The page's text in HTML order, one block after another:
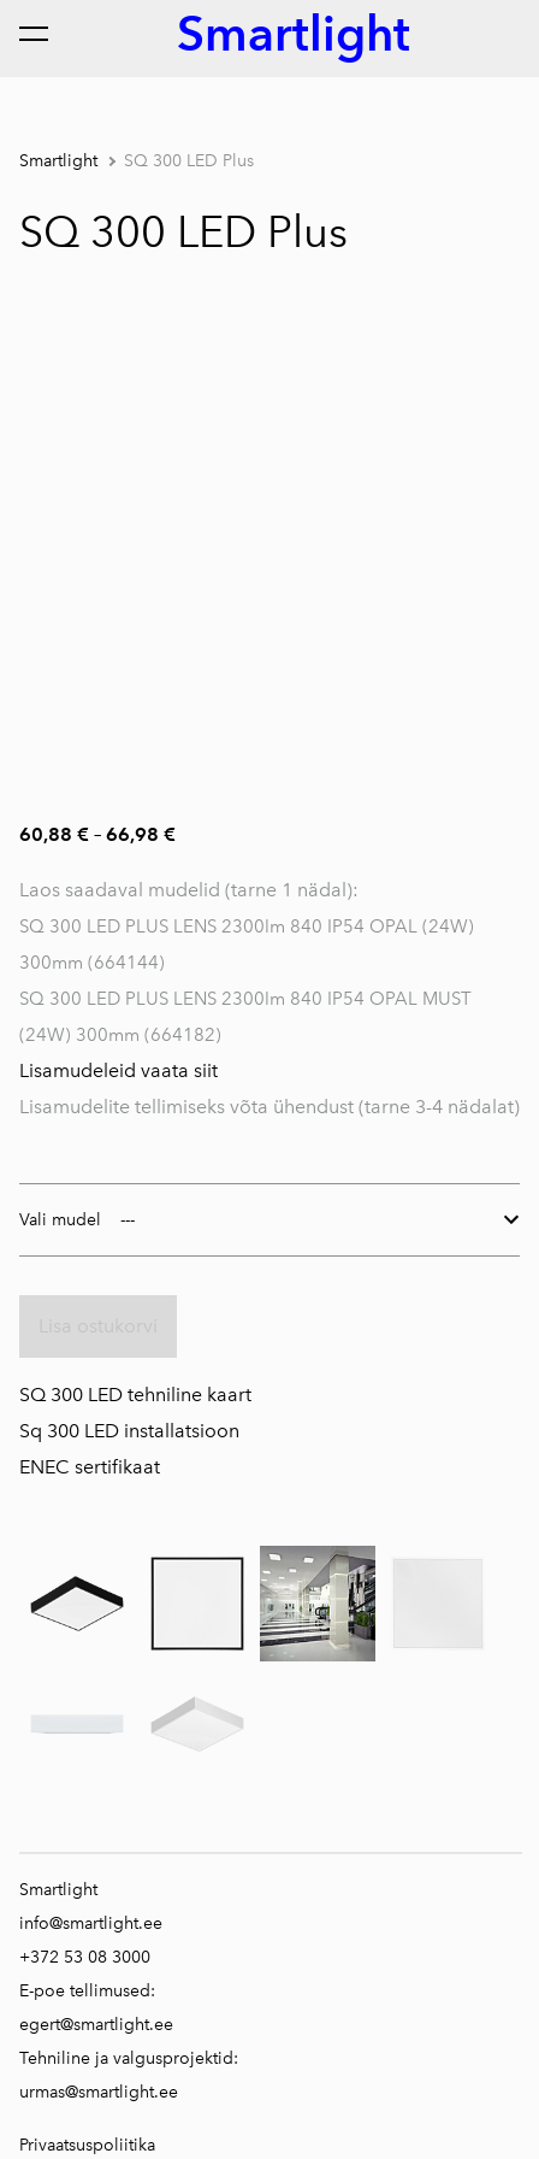
Smartlight
lisati ostukorvi. Vaata ostukorvi
Smartlight SQ 300 LED Plus
SQ 300 LED Plus
60,88 € – 66,98 €
Laos saadaval mudelid (tarne 1 nädal):
SQ 300 LED PLUS LENS 2300lm 840 IP54 OPAL (24W)
300mm (664144)
SQ 300 LED PLUS LENS 2300lm 840 IP54 OPAL MUST
(24W) 300mm (664182)
Lisamudeleid vaata siit
Lisamudelite tellimiseks võta ühendust (tarne 3-4 nädalat)
Vali mudel
SQ 300 LED tehniline kaart
Sq 300 LED installatsioon
ENEC sertifikaat
Smartlight
info@smartlight.ee
+372 53 08 3000
E-poe tellimused:
egert@smartlight.ee
Tehniline ja valgusprojektid:
urmas@smartlight.ee
Privaatsuspoliitika